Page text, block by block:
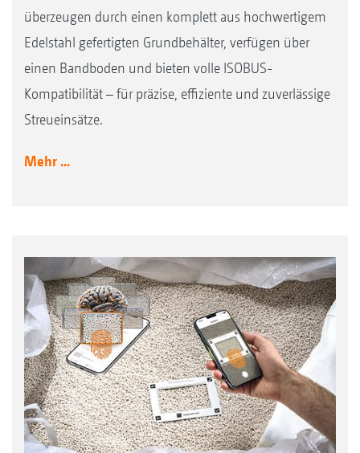
überzeugen durch einen komplett aus hochwertigem
Edelstahl gefertigten Grundbehälter, verfügen über
einen Bandboden und bieten volle ISOBUS-
Kompatibilität – für präzise, effiziente und zuverlässige
Streueinsätze.
Mehr ...